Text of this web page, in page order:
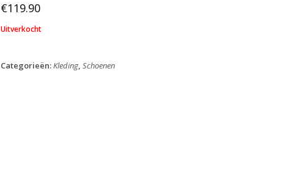
€119.90
Uitverkocht
Categorieën:Kleding,Schoenen